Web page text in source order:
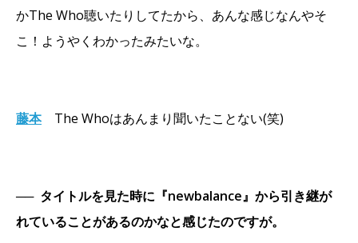
かThe Who聴いたりしてたから、あんな感じなんやそ
こ！ようやくわかったみたいな。
藤本 The Whoはあんまり聞いたことない(笑)
── タイトルを見た時に『newbalance』から引き継が
れていることがあるのかなと感じたのですが。